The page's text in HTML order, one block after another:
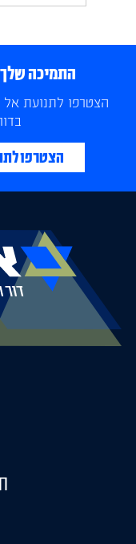
התמיכה
הצטרפו לתנועת
הצטרפו